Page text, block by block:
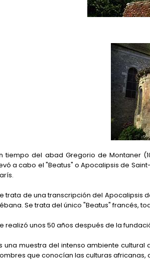
tiempo del abad Gregorio de Montaner
a cabo el "Beatus" o Apocalipsis de
trata de una transcripción del Apocalipsis
Se trata del único "Beatus" francés,
realizó unos 50 años después de la
una muestra del intenso ambiente
que conocían las culturas